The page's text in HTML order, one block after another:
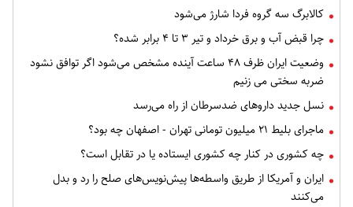
کالابرگ سه گروه فردا شارژ می‌شود
چرا قبض آب و برق خرداد و تیر ۳ تا ۴ برابر شده؟
وضعیت ایران ظرف ۴۸ ساعت آینده مشخص می‌شود اگر توافق نشود
ضربه سختی می زنیم
نسل جدید داروهای ضدسرطان از راه می‌رسد
ماجرای بلیط ۲۱ میلیون تومانی تهران - اصفهان چه بود؟
چه کشوری در کنار چه کشوری ایستاده یا در تقابل است؟
ایران و آمریکا از طریق واسطه‌ها پیش‌نویس‌های صلح را رد و بدل
می‌کنند